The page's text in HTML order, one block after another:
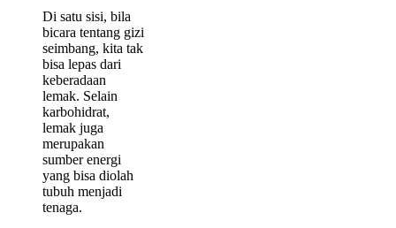
Di satu sisi, bila
bicara tentang gizi
seimbang, kita tak
bisa lepas dari
keberadaan
lemak. Selain
karbohidrat,
lemak juga
merupakan
sumber energi
yang bisa diolah
tubuh menjadi
tenaga.